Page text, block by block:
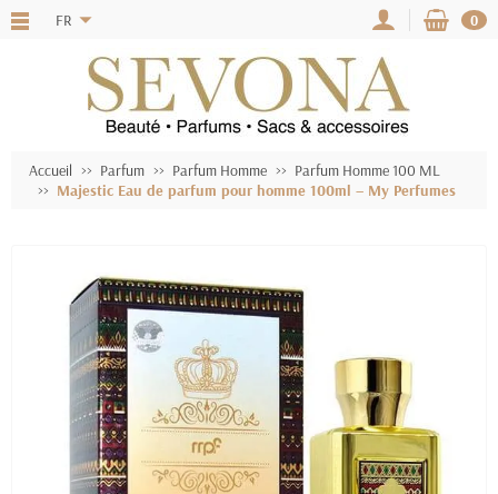
FR 0
Accueil Parfum Parfum Homme
Parfum Homme 100 ML
Majestic Eau de parfum pour homme 100ml – My Perfumes